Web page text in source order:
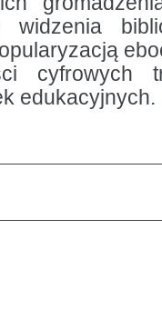
widzenia
cyfrowych
edukacyjnych.